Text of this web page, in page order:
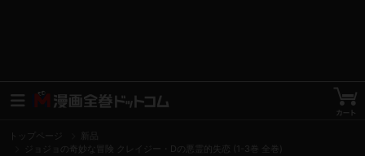
トップページ
ジョジョの奇妙な冒険 クレイジー・Dの悪霊的失恋 (1-3巻 全巻)